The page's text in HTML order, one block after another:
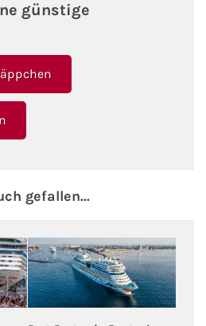
günstige
gefallen...